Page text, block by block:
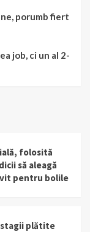
porumb fiert
job, ci un al 2-
folosită
să aleagă
pentru bolile
stagii plătite